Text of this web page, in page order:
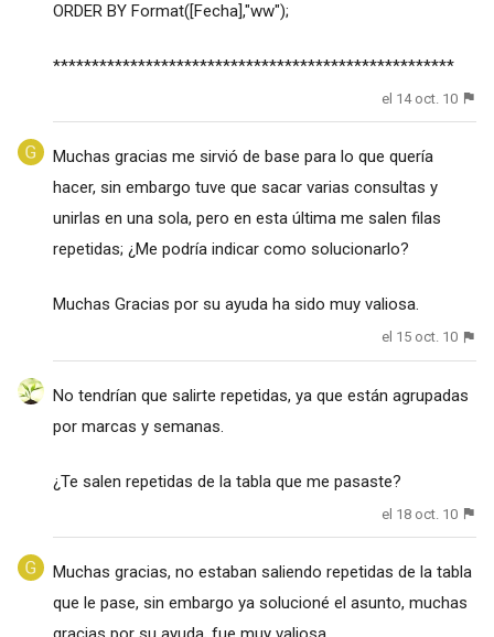
ORDER BY Format([Fecha],"ww");
****************************************************
el 14 oct. 10
Muchas gracias me sirvió de base para lo que quería
hacer, sin embargo tuve que sacar varias consultas y
unirlas en una sola, pero en esta última me salen filas
repetidas; ¿Me podría indicar como solucionarlo?
Muchas Gracias por su ayuda ha sido muy valiosa.
el 15 oct. 10
No tendrían que salirte repetidas, ya que están agrupadas
por marcas y semanas.
¿Te salen repetidas de la tabla que me pasaste?
el 18 oct. 10
Muchas gracias, no estaban saliendo repetidas de la tabla
que le pase, sin embargo ya solucioné el asunto, muchas